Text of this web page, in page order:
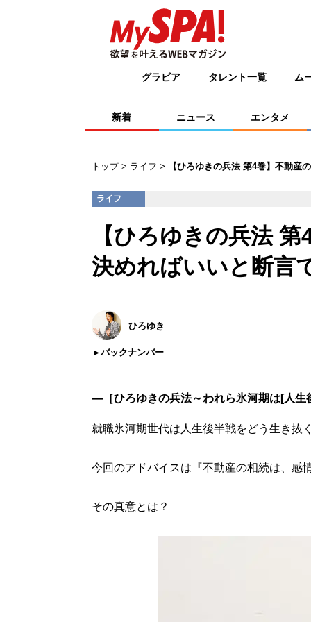
グラビア タレント一覧 ム
新着 ニュース エンタメ
トップ ライフ 【ひろゆきの兵法 第4巻】不動産
ライフ
【ひろゆきの兵法
決めればいいと断言
ひろゆき
バックナンバー
―［ひろゆきの兵法～われら氷河期は[人
就職氷河期世代は人生後半戦をどう生き抜
今回のアドバイスは『不動産の相続は、感
その真意とは？